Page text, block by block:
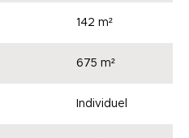
142 m²
675 m²
Individuel